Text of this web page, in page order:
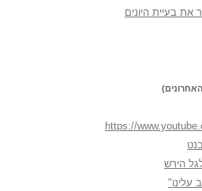
את בעיית היונים
https://
הירש